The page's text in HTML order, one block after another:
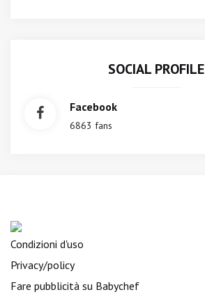
SOCIAL PROFILE
Facebook
6863 fans
Condizioni d'uso
Privacy/policy
Fare pubblicità su Babychef